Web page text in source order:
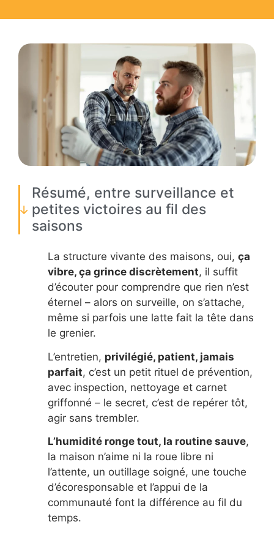
Résumé, entre surveillance et
petites victoires au fil des
saisons
La structure vivante des maisons, oui, ça
vibre, ça grince discrètement, il suffit
d’écouter pour comprendre que rien n’est
éternel – alors on surveille, on s’attache,
même si parfois une latte fait la tête dans
le grenier.
L’entretien, privilégié, patient, jamais
parfait, c’est un petit rituel de prévention,
avec inspection, nettoyage et carnet
griffonné – le secret, c’est de repérer tôt,
agir sans trembler.
L’humidité ronge tout, la routine sauve,
la maison n’aime ni la roue libre ni
l’attente, un outillage soigné, une touche
d’écoresponsable et l’appui de la
communauté font la différence au fil du
temps.